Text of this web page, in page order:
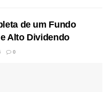
de um Fundo
Alto Dividendo
0